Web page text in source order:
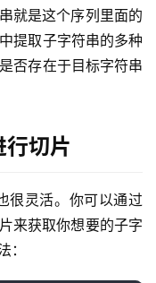
就是这个序列里面的
提取子字符串的多种
否存在于目标字符串
切片
很灵活。你可以通过
来获取你想要的子字